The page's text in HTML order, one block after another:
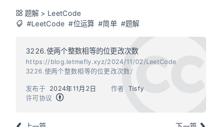
题解 > LeetCode
#LeetCode #位运算 #简单 #题解
3226.使两个整数相等的位更改次数
https://blog.letmefly.xyz/2024/11/02/LeetCode
3226.使两个整数相等的位更改次数/
作者 Tisfy
发布于
2024年11月2日
许可协议